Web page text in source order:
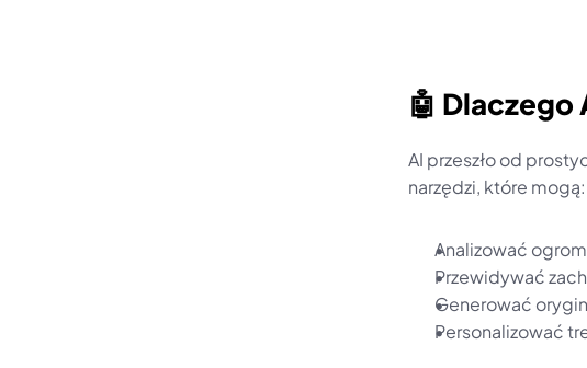
🤖 Dlaczego
AI przeszło od
narzędzi, które mogą:
Analizować
Przewidywać
Generować
Personalizować